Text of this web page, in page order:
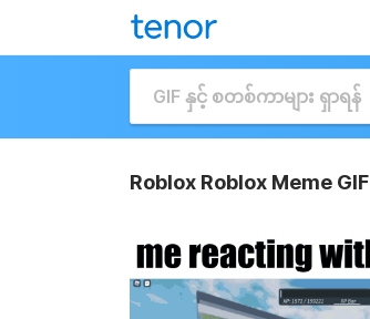
Roblox Roblox Meme GIF